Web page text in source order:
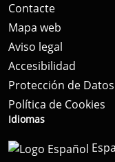
Contacte
Mapa web
Aviso legal
Accesibilidad
Protección de Datos
Política de Cookies
Idiomas